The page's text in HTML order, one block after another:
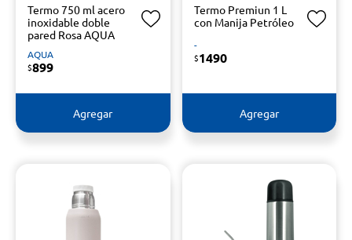
Termo 750 ml acero
inoxidable doble
pared Rosa AQUA
AQUA
$899
Agregar
Termo Premiun 1 L
con Manija Petróleo
-
$1490
Agregar